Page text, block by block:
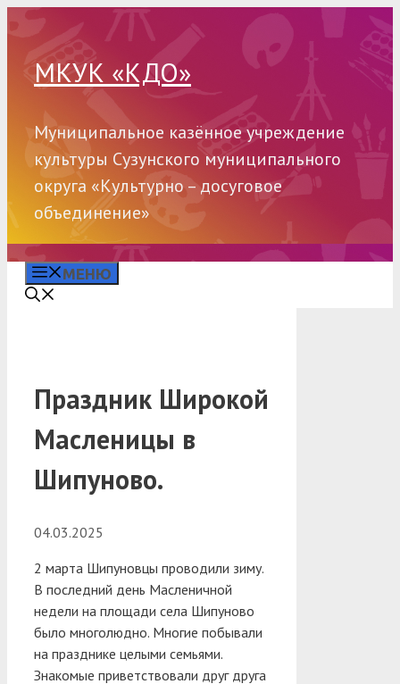
Перейти
к
содержимому
МКУК «КДО»
Муниципальное казённое учреждение
культуры Сузунского муниципального
округа «Культурно – досуговое
объединение»
МЕНЮ
Праздник Широкой
Масленицы в
Шипуново.
04.03.2025
2 марта Шипуновцы проводили зиму.
В последний день Масленичной
недели на площади села Шипуново
было многолюдно. Многие побывали
на празднике целыми семьями.
Знакомые приветствовали друг друга